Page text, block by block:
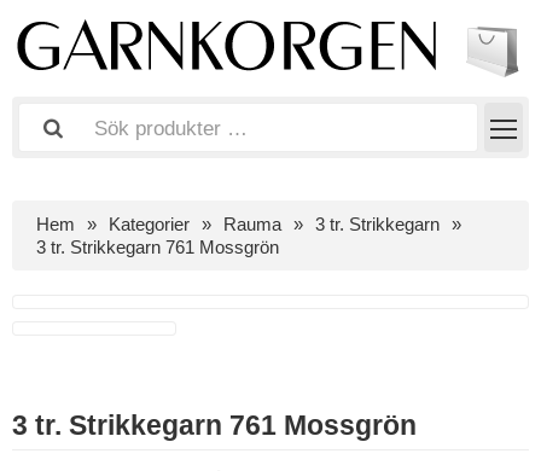
Hem Kategorier Rauma
3 tr. Strikkegarn
3 tr. Strikkegarn 761 Mossgrön
3 tr. Strikkegarn 761 Mossgrön